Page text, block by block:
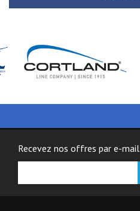
Recevez nos offres par e-mail